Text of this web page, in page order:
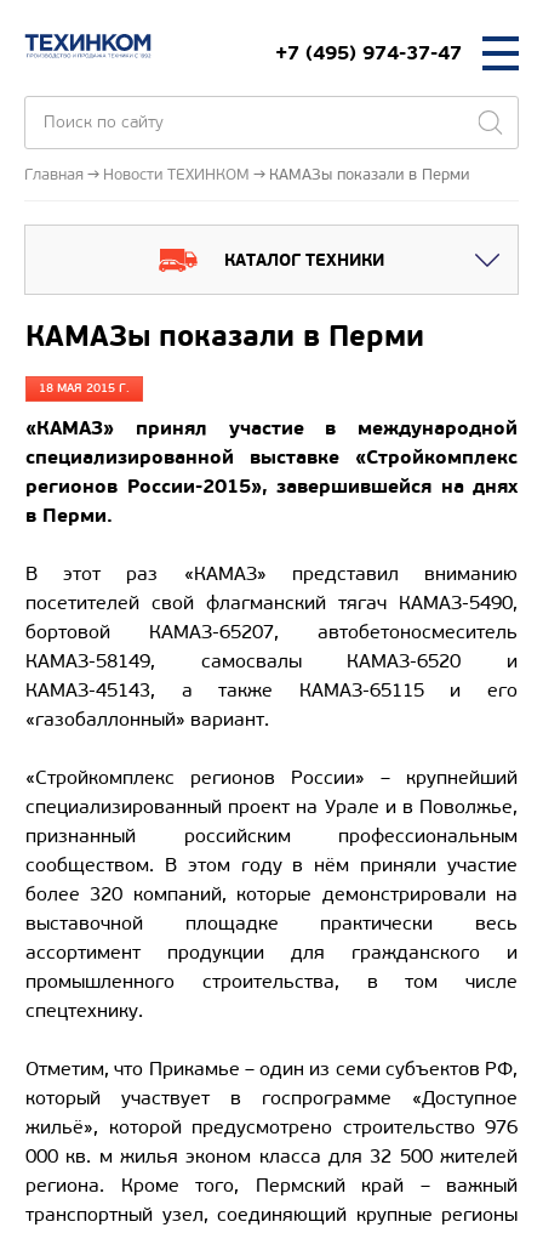
+7 (495) 974-37-47
Главная Новости ТЕХИНКОМ КАМАЗы показали в Перми
КАТАЛОГ ТЕХНИКИ
КАМАЗы показали в Перми
18 МАЯ 2015 Г.
«КАМАЗ» принял участие в международной
специализированной выставке «Стройкомплекс
регионов России-2015», завершившейся на днях
в Перми.
В этот раз «КАМАЗ» представил вниманию
посетителей свой флагманский тягач КАМАЗ-5490,
бортовой КАМАЗ-65207, автобетоносмеситель
КАМАЗ-58149, самосвалы КАМАЗ-6520 и
КАМАЗ-45143, а также КАМАЗ-65115 и его
«газобаллонный» вариант.
«Стройкомплекс регионов России» – крупнейший
специализированный проект на Урале и в Поволжье,
признанный российским профессиональным
сообществом. В этом году в нём приняли участие
более 320 компаний, которые демонстрировали на
выставочной площадке практически весь
ассортимент продукции для гражданского и
промышленного строительства, в том числе
спецтехнику.
Отметим, что Прикамье – один из семи субъектов РФ,
который участвует в госпрограмме «Доступное
жильё», которой предусмотрено строительство 976
000 кв. м жилья эконом класса для 32 500 жителей
региона. Кроме того, Пермский край – важный
транспортный узел, соединяющий крупные регионы